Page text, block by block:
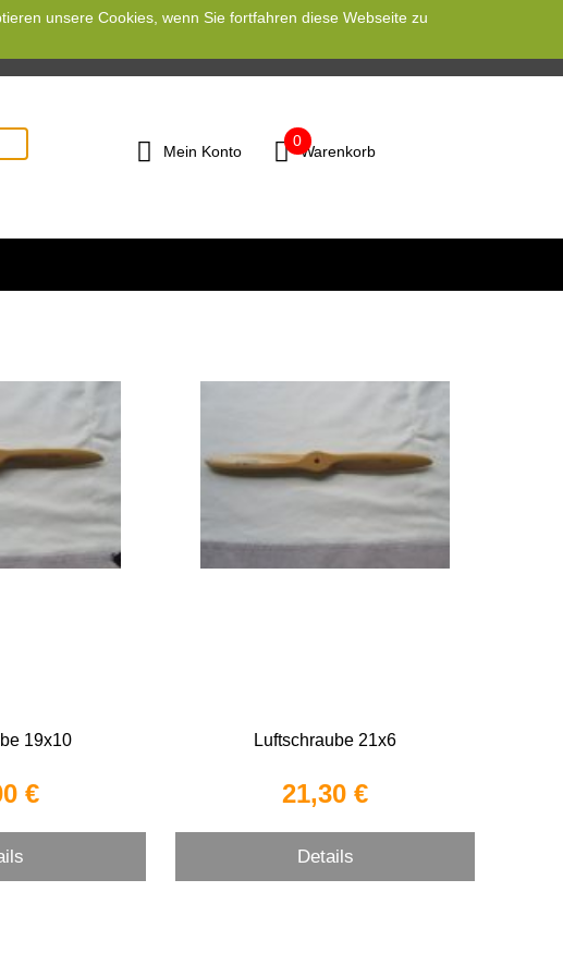
unsere Cookies, wenn Sie fortfahren diese Webseite zu
Mein Konto
0
Warenkorb
19x10
€
Luftschraube 21x6
21,30 €
Details